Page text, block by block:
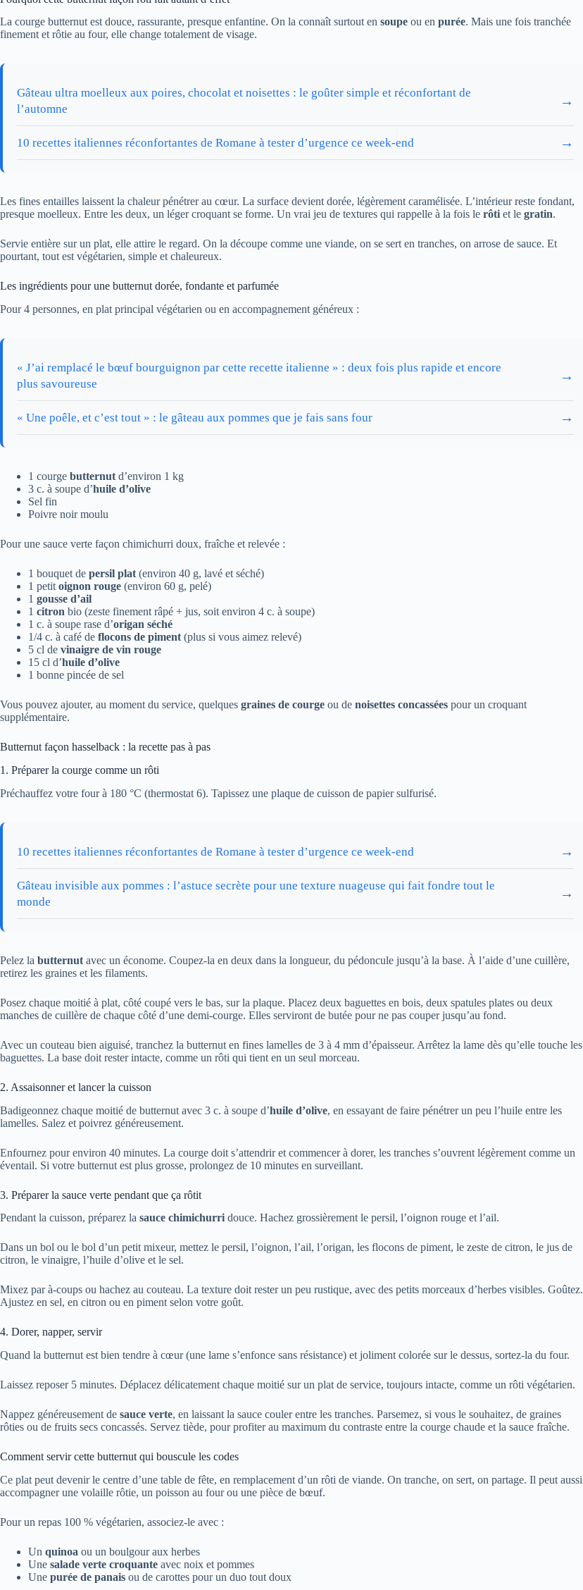
La courge butternut est douce, rassurante, presque enfantine. On la connaît surtout en soupe ou en purée. Mais une fois tranchée
finement et rôtie au four, elle change totalement de visage.
Gâteau ultra moelleux aux poires, chocolat et noisettes : le goûter simple et réconfortant de
l’automne
→
10 recettes italiennes réconfortantes de Romane à tester d’urgence ce week-end →
Les fines entailles laissent la chaleur pénétrer au cœur. La surface devient dorée, légèrement caramélisée. L’intérieur reste fondant,
presque moelleux. Entre les deux, un léger croquant se forme. Un vrai jeu de textures qui rappelle à la fois le rôti et le gratin.
Servie entière sur un plat, elle attire le regard. On la découpe comme une viande, on se sert en tranches, on arrose de sauce. Et
pourtant, tout est végétarien, simple et chaleureux.
Les ingrédients pour une butternut dorée, fondante et parfumée
Pour 4 personnes, en plat principal végétarien ou en accompagnement généreux :
« J’ai remplacé le bœuf bourguignon par cette recette italienne » : deux fois plus rapide et encore
plus savoureuse
→
« Une poêle, et c’est tout » : le gâteau aux pommes que je fais sans four →
1 courge butternut d’environ 1 kg
3 c. à soupe d’huile d’olive
Sel fin
Poivre noir moulu
Pour une sauce verte façon chimichurri doux, fraîche et relevée :
1 bouquet de persil plat (environ 40 g, lavé et séché)
1 petit oignon rouge (environ 60 g, pelé)
1 gousse d’ail
1 citron bio (zeste finement râpé + jus, soit environ 4 c. à soupe)
1 c. à soupe rase d’origan séché
1/4 c. à café de flocons de piment (plus si vous aimez relevé)
5 cl de vinaigre de vin rouge
15 cl d’huile d’olive
1 bonne pincée de sel
Vous pouvez ajouter, au moment du service, quelques graines de courge ou de noisettes concassées pour un croquant
supplémentaire.
Butternut façon hasselback : la recette pas à pas
1. Préparer la courge comme un rôti
Préchauffez votre four à 180 °C (thermostat 6). Tapissez une plaque de cuisson de papier sulfurisé.
10 recettes italiennes réconfortantes de Romane à tester d’urgence ce week-end →
Gâteau invisible aux pommes : l’astuce secrète pour une texture nuageuse qui fait fondre tout le
monde
→
Pelez la butternut avec un économe. Coupez-la en deux dans la longueur, du pédoncule jusqu’à la base. À l’aide d’une cuillère,
retirez les graines et les filaments.
Posez chaque moitié à plat, côté coupé vers le bas, sur la plaque. Placez deux baguettes en bois, deux spatules plates ou deux
manches de cuillère de chaque côté d’une demi-courge. Elles serviront de butée pour ne pas couper jusqu’au fond.
Avec un couteau bien aiguisé, tranchez la butternut en fines lamelles de 3 à 4 mm d’épaisseur. Arrêtez la lame dès qu’elle touche les
baguettes. La base doit rester intacte, comme un rôti qui tient en un seul morceau.
2. Assaisonner et lancer la cuisson
Badigeonnez chaque moitié de butternut avec 3 c. à soupe d’huile d’olive, en essayant de faire pénétrer un peu l’huile entre les
lamelles. Salez et poivrez généreusement.
Enfournez pour environ 40 minutes. La courge doit s’attendrir et commencer à dorer, les tranches s’ouvrent légèrement comme un
éventail. Si votre butternut est plus grosse, prolongez de 10 minutes en surveillant.
3. Préparer la sauce verte pendant que ça rôtit
Pendant la cuisson, préparez la sauce chimichurri douce. Hachez grossièrement le persil, l’oignon rouge et l’ail.
Dans un bol ou le bol d’un petit mixeur, mettez le persil, l’oignon, l’ail, l’origan, les flocons de piment, le zeste de citron, le jus de
citron, le vinaigre, l’huile d’olive et le sel.
Mixez par à-coups ou hachez au couteau. La texture doit rester un peu rustique, avec des petits morceaux d’herbes visibles. Goûtez.
Ajustez en sel, en citron ou en piment selon votre goût.
4. Dorer, napper, servir
Quand la butternut est bien tendre à cœur (une lame s’enfonce sans résistance) et joliment colorée sur le dessus, sortez-la du four.
Laissez reposer 5 minutes. Déplacez délicatement chaque moitié sur un plat de service, toujours intacte, comme un rôti végétarien.
Nappez généreusement de sauce verte, en laissant la sauce couler entre les tranches. Parsemez, si vous le souhaitez, de graines
rôties ou de fruits secs concassés. Servez tiède, pour profiter au maximum du contraste entre la courge chaude et la sauce fraîche.
Comment servir cette butternut qui bouscule les codes
Ce plat peut devenir le centre d’une table de fête, en remplacement d’un rôti de viande. On tranche, on sert, on partage. Il peut aussi
accompagner une volaille rôtie, un poisson au four ou une pièce de bœuf.
Pour un repas 100 % végétarien, associez-le avec :
Un quinoa ou un boulgour aux herbes
Une salade verte croquante avec noix et pommes
Une purée de panais ou de carottes pour un duo tout doux